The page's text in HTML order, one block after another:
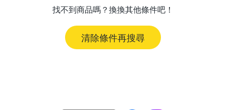
找不到商品嗎？換換其他條件吧！
清除條件再搜尋